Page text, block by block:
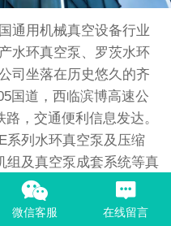
通用机械真空设备行业
水环真空泵、罗茨水环
司坐落在历史悠久的齐
国道，西临滨博高速公
，交通便利信息发达。
系列水环真空泵及压缩
组及真空泵成套系统等真
系列水环真空泵在同行
构与进口真空泵相同，
微信客服 在线留言